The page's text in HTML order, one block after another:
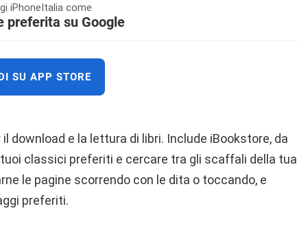
iPhoneItalia come
preferita su Google
SU APP STORE
download e la lettura di libri. Include iBookstore, da
classici preferiti e cercare tra gli scaffali della tua
le pagine scorrendo con le dita o toccando, e
preferiti.